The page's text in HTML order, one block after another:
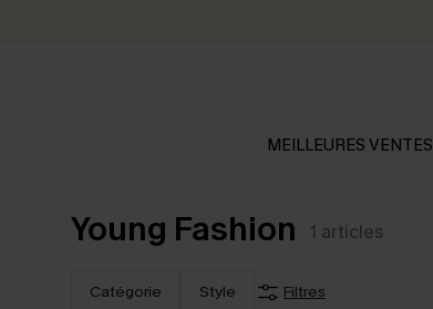
MEILLEURES VENTES
Young Fashion 1 articles
Catégorie Style Filtres